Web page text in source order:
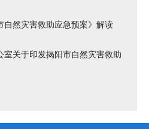
自然灾害救助应急预案》解读
室关于印发揭阳市自然灾害救助